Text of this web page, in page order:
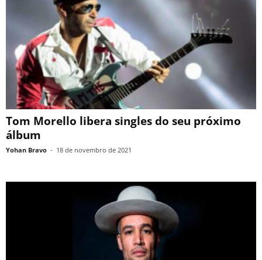
Tom Morello libera singles do seu próximo
álbum
Yohan Bravo - 18 de novembro de 2021